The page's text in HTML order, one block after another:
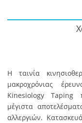
Η ταινία
μακροχρόνιας
Kinesiology Taping
μέγιστα
αλλεργιών.